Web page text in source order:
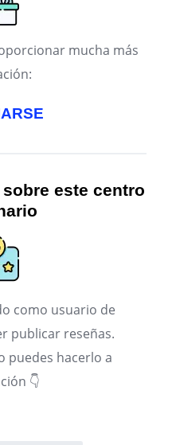
mucha más
este centro
como usuario de
publicar reseñas.
puedes hacerlo a
👇